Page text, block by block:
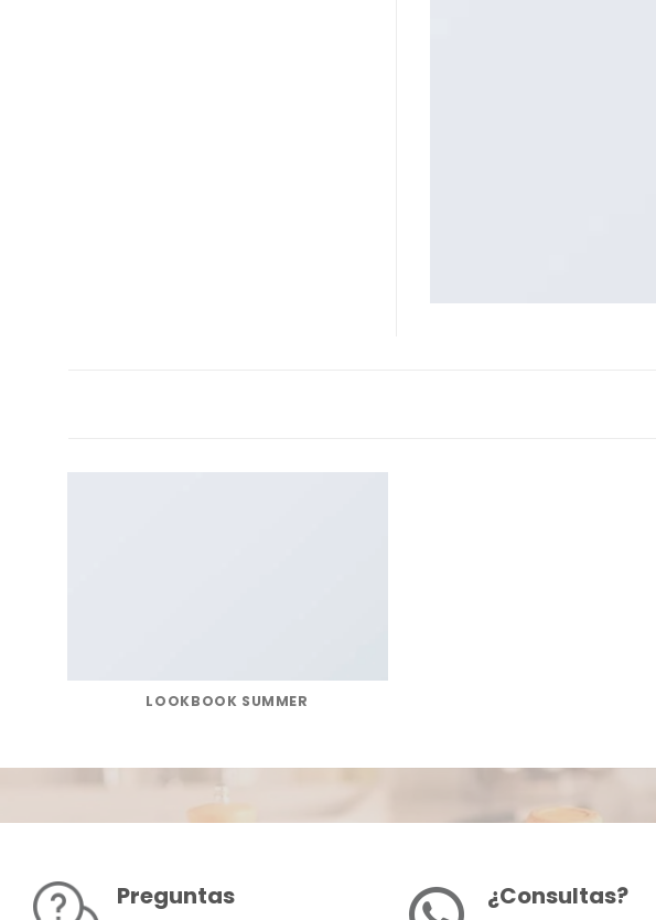
LOOKBOOK SUMMER
Preguntas
¿Consultas?